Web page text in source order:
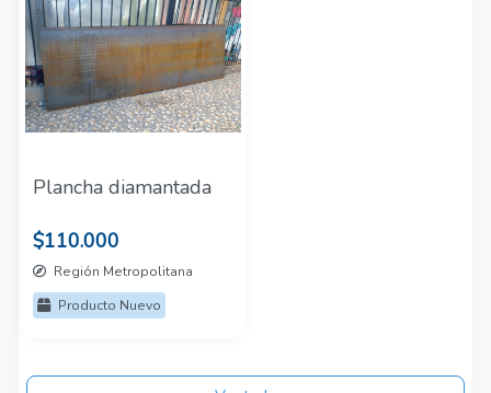
Plancha diamantada
$110.000
Región Metropolitana
Producto Nuevo